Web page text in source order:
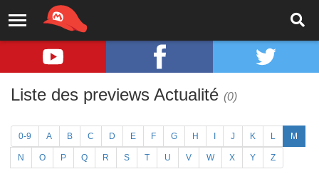
Liste des previews Actualité (0)
0-9 A B C D E F G H J K L M
N O P Q R S T U V W X Y Z